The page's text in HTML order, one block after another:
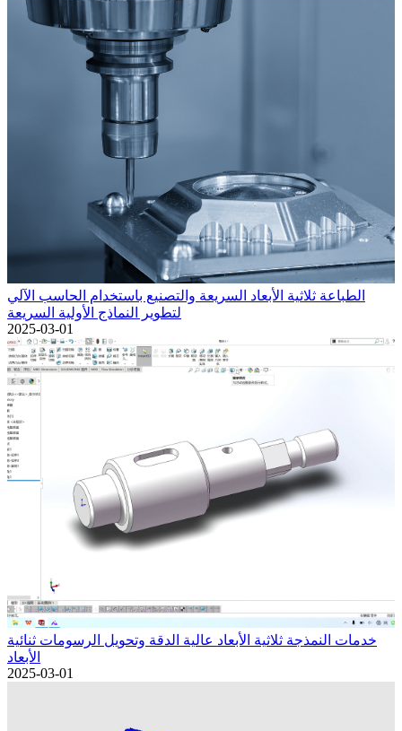
الطباعة ثلاثية الأبعاد السريعة والتصنيع باستخدام الحاسب الآلي
لتطوير النماذج الأولية السريعة
2025-03-01
خدمات النمذجة ثلاثية الأبعاد عالية الدقة وتحويل الرسومات ثنائية
الأبعاد
2025-03-01